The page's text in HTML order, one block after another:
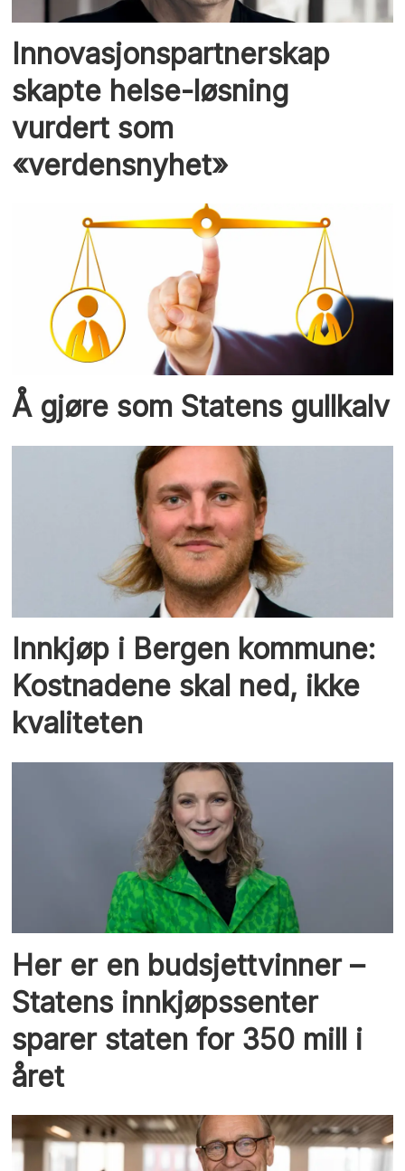
Innovasjonspartnerskap
skapte helse-løsning
vurdert som
«verdensnyhet»
Å gjøre som Statens gullkalv
Innkjøp i Bergen kommune:
Kostnadene skal ned, ikke
kvaliteten
Her er en budsjettvinner –
Statens innkjøpssenter
sparer staten for 350 mill i
året